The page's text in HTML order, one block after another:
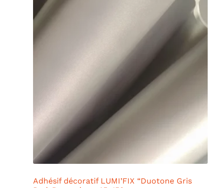
Adhésif décoratif LUMI’FIX “Duotone Gris